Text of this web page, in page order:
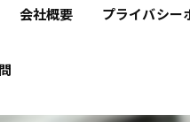
会社概要 プライバシ
問